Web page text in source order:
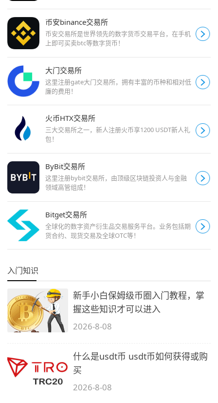
币安binance交易所
币安交易所是世界领先的数字货币交易平台，在手机
上即可买卖btc等数字货币！
大门交易所
这里注册gate大门交易所，拥有丰富的币种和相对低
廉的费用！
火币HTX交易所
三大交易所之一，新人注册火币享1200 USDT新人礼
包！
ByBit交易所
这里注册bybit交易所，由顶级区块链投资人与金融
领域高管组成！
Bitget交易所
全球化的数字资产衍生品交易服务平台。业务包括期
货合约、现货交易及全球OTC等！
入门知识
新手小白保姆级币圈入门教程，掌
握这些知识才可以进入
2026-8-08
什么是usdt币 usdt币如何获得或购
买
2026-8-08